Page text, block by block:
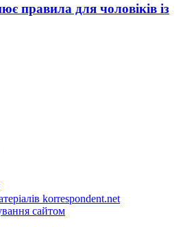
правила для чоловіків із
korrespondent.net
сайтом